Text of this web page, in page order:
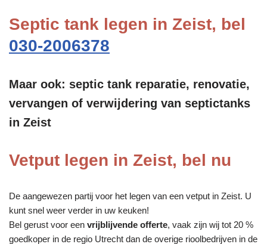
Septic tank legen in Zeist, bel
030-2006378
Maar ook: septic tank reparatie, renovatie,
vervangen of verwijdering van septictanks
in Zeist
Vetput legen in Zeist, bel nu
De aangewezen partij voor het legen van een vetput in Zeist. U
kunt snel weer verder in uw keuken!
Bel gerust voor een vrijblijvende offerte, vaak zijn wij tot 20 %
goedkoper in de regio Utrecht dan de overige rioolbedrijven in de